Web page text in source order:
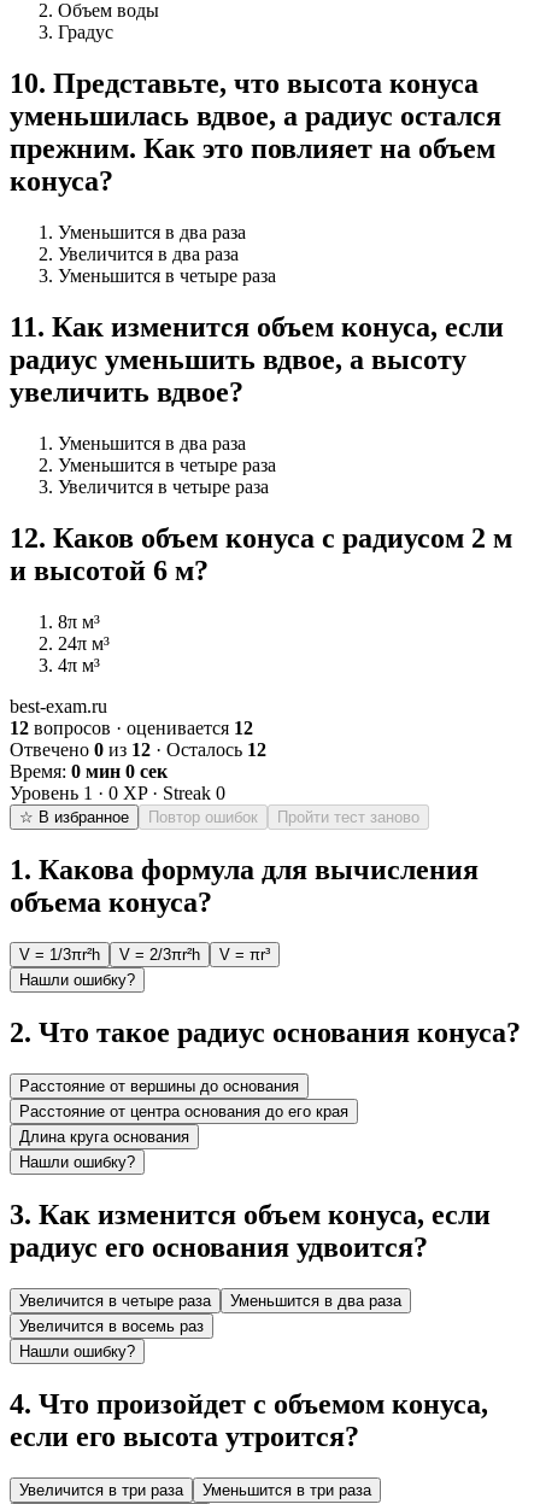
Объем воды
Градус
10. Представьте, что высота конуса
уменьшилась вдвое, а радиус остался
прежним. Как это повлияет на объем
конуса?
Уменьшится в два раза
Увеличится в два раза
Уменьшится в четыре раза
11. Как изменится объем конуса, если
радиус уменьшить вдвое, а высоту
увеличить вдвое?
Уменьшится в два раза
Уменьшится в четыре раза
Увеличится в четыре раза
12. Каков объем конуса с радиусом 2 м
и высотой 6 м?
8π м³
24π м³
4π м³
best-exam.ru
12 вопросов · оценивается 12
Отвечено 0 из 12 · Осталось 12
Время: 0 мин 0 сек
Уровень 1 · 0 XP · Streak 0
☆ В избранное Повтор ошибок Пройти тест заново
1. Какова формула для вычисления
объема конуса?
V = 1/3πr²h V = 2/3πr²h
V = πr³
Нашли ошибку?
2. Что такое радиус основания конуса?
Расстояние от вершины до основания
Расстояние от центра основания до его края
Длина круга основания
Нашли ошибку?
3. Как изменится объем конуса, если
радиус его основания удвоится?
Увеличится в четыре раза
Уменьшится в два раза
Увеличится в восемь раз
Нашли ошибку?
4. Что произойдет с объемом конуса,
если его высота утроится?
Увеличится в три раза
Уменьшится в три раза